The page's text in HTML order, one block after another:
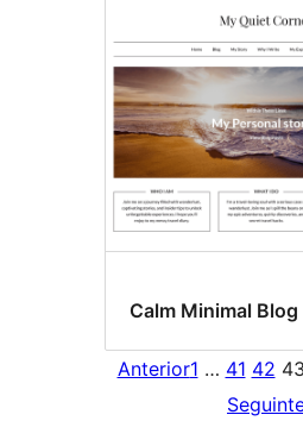
Calm Minimal Blog
Anterior1 … 41 42 43